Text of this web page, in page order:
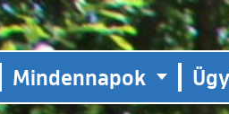
Mindennapok